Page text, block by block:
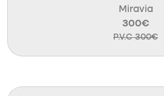
Miravia
300€
P.V.C 300€